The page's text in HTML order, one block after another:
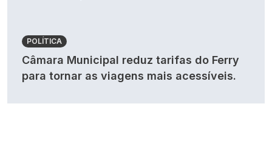
POLÍTICA
Câmara Municipal reduz tarifas do Ferry
para tornar as viagens mais acessíveis.